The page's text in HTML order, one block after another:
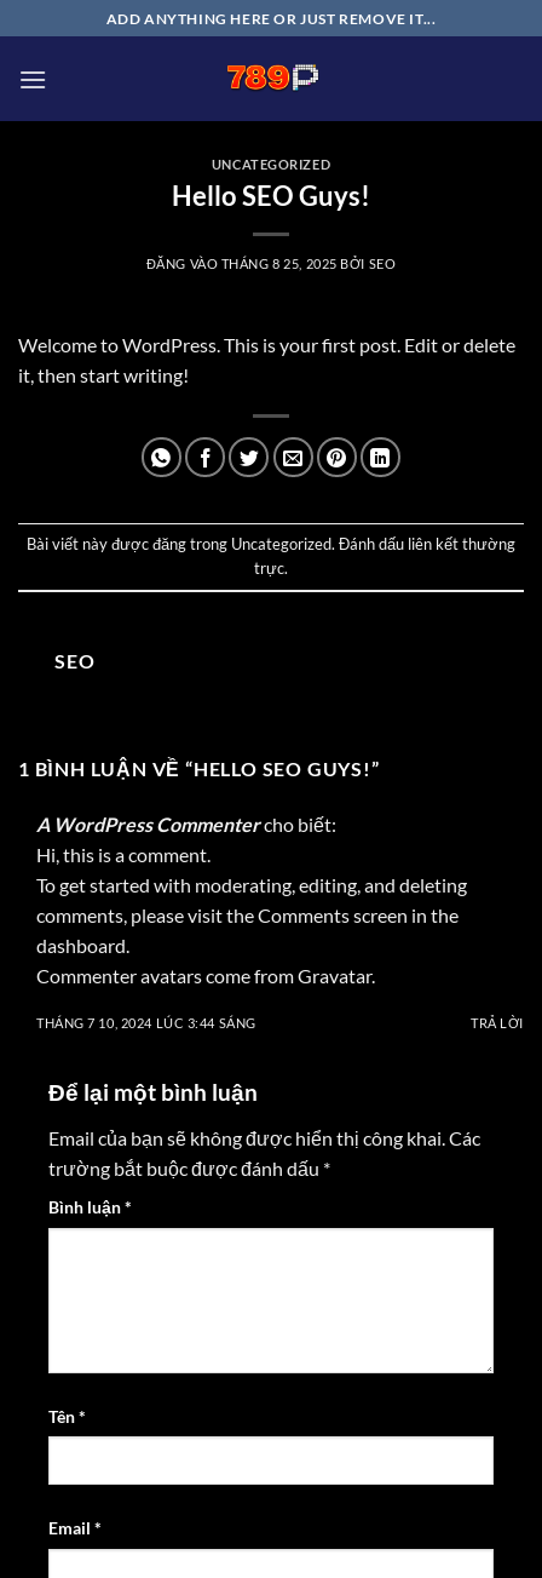
nội
ADD ANYTHING HERE OR JUST REMOVE IT...
UNCATEGORIZED
Hello SEO Guys!
ĐĂNG VÀO THÁNG 8 25, 2025 BỞI SEO
Welcome to WordPress. This is your first post. Edit or delete
it, then start writing!
Bài viết này được đăng trong Uncategorized. Đánh dấu liên kết thường
trực.
SEO
1 BÌNH LUẬN VỀ “HELLO SEO GUYS!”
A WordPress Commentercho biết:
Hi, this is a comment.
To get started with moderating, editing, and deleting
comments, please visit the Comments screen in the
dashboard.
Commenter avatars come fromGravatar.
THÁNG 7 10, 2024 LÚC 3:44 SÁNG TRẢ LỜI
Để lại một bình luận
Email của bạn sẽ không được hiển thị công khai. Các
trường bắt buộc được đánh dấu *
Bình luận*
Tên*
Email *